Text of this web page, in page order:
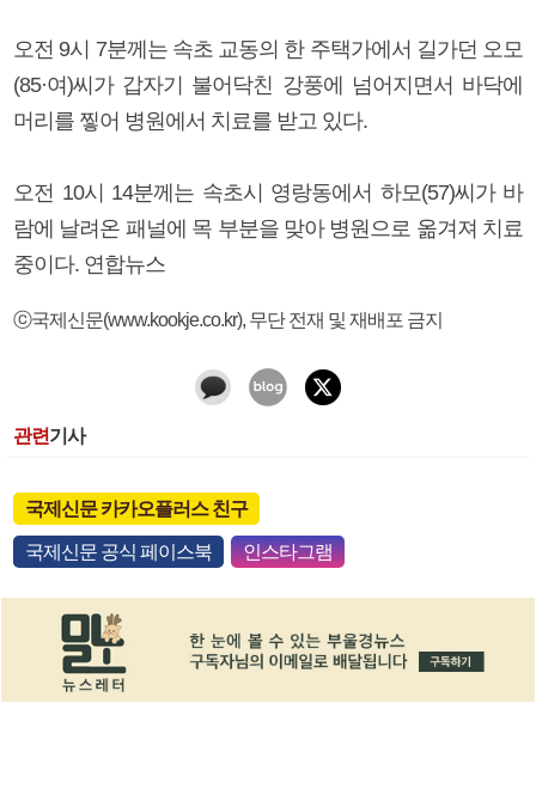
오전 9시 7분께는 속초 교동의 한 주택가에서 길가던 오모
(85·여)씨가 갑자기 불어닥친 강풍에 넘어지면서 바닥에
머리를 찧어 병원에서 치료를 받고 있다.
오전 10시 14분께는 속초시 영랑동에서 하모(57)씨가 바
람에 날려온 패널에 목 부분을 맞아 병원으로 옮겨져 치료
중이다. 연합뉴스
ⓒ국제신문(www.kookje.co.kr), 무단 전재 및 재배포 금지
관련기사
국제신문 카카오플러스 친구
국제신문 공식 페이스북 인스타그램